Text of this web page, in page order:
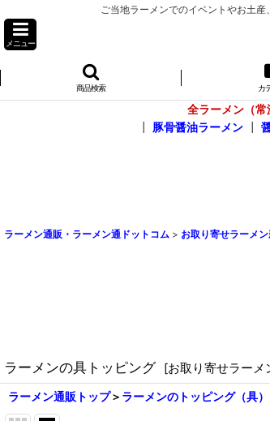
ご当地ラーメンでのイベントやお土
メニュー
商品検索 カ
全ラーメン（
豚骨醤油ラーメン
ラーメン通販・ラーメン通ドットコム > お取り寄せラーメ
ラーメンの具トッピング [お取り寄せラーメ
ラーメン通販トップ＞ ラーメンのトッピング（具